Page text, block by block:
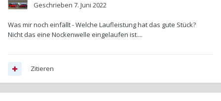
Geschrieben 7. Juni 2022
Was mir noch einfällt - Welche Laufleistung hat das gute Stück?
Nicht das eine Nockenwelle eingelaufen ist....
Zitieren